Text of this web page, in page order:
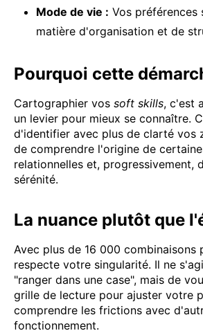
Mode de vie : Vos préférences
matière d'organisation et de
Pourquoi cette
Cartographier vos soft skills, c'est
un levier pour mieux se connaître.
d'identifier avec plus de clarté vos
de comprendre l'origine de
relationnelles et, progressivement,
sérénité.
La nuance plutôt que
Avec plus de 16 000 combinaisons
respecte votre singularité. Il ne
"ranger dans une case", mais de
grille de lecture pour ajuster votre
comprendre les frictions avec
fonctionnement.